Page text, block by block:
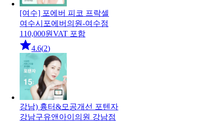
[여수] 포에버 피코 프락셀
여수시 포에버의원-여수점
110,000원VAT 포함
4.6(2)
강남) 흉터&모공개선 포텐자
강남구유앤아이의원 강남점